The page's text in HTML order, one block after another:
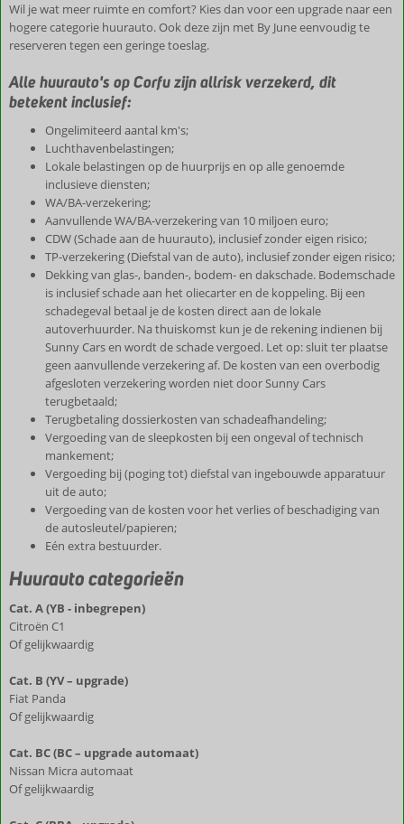
Wil je wat meer ruimte en comfort? Kies dan voor een upgrade naar een
hogere categorie huurauto. Ook deze zijn met By June eenvoudig te
reserveren tegen een geringe toeslag.
Alle huurauto's op Corfu zijn allrisk verzekerd, dit
betekent inclusief:
Ongelimiteerd aantal km's;
Luchthavenbelastingen;
Lokale belastingen op de huurprijs en op alle genoemde
inclusieve diensten;
WA/BA-verzekering;
Aanvullende WA/BA-verzekering van 10 miljoen euro;
CDW (Schade aan de huurauto), inclusief zonder eigen risico;
TP-verzekering (Diefstal van de auto), inclusief zonder eigen risico;
Dekking van glas-, banden-, bodem- en dakschade. Bodemschade
is inclusief schade aan het oliecarter en de koppeling. Bij een
schadegeval betaal je de kosten direct aan de lokale
autoverhuurder. Na thuiskomst kun je de rekening indienen bij
Sunny Cars en wordt de schade vergoed. Let op: sluit ter plaatse
geen aanvullende verzekering af. De kosten van een overbodig
afgesloten verzekering worden niet door Sunny Cars
terugbetaald;
Terugbetaling dossierkosten van schadeafhandeling;
Vergoeding van de sleepkosten bij een ongeval of technisch
mankement;
Vergoeding bij (poging tot) diefstal van ingebouwde apparatuur
uit de auto;
Vergoeding van de kosten voor het verlies of beschadiging van
de autosleutel/papieren;
Eén extra bestuurder.
Huurauto categorieën
Cat. A (YB - inbegrepen)
Citroën C1
Of gelijkwaardig
Cat. B (YV – upgrade)
Fiat Panda
Of gelijkwaardig
Cat. BC (BC – upgrade automaat)
Nissan Micra automaat
Of gelijkwaardig